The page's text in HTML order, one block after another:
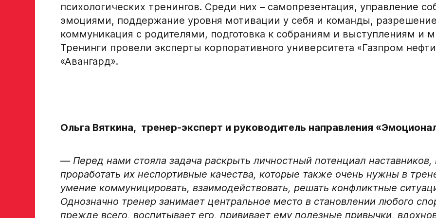
психологических тренингов. Среди них –самопрезентация, управление
эмоциями, поддержание уровня мотивации у себя и команды,
коммуникация с родителями, подготовка к собраниям и выступлениям и
Тренинги провели эксперты корпоративного университета «Газпром
«Авангард».
Ольга Вяткина, тренер-эксперт и руководитель направления
— Перед нами стояла задача раскрыть личностный потенциал
проработать их неспортивные качества, которые также очень нужны в
умение коммуницировать, взаимодействовать, решать конфликтные
Однозначно тренер занимает центральное место в становлении любого
прежде всего, воспитывает его, прививает ему полезные привычки,
Дата рождения игрока полностью
Рост, вес игрока
если опыта игры нет, оставьте это поле пустым
ФИО законного представителя
Амплуа игрока
подаёт заявку.
Хват клюшки
Если данные ученика соответствуют
требованиям для обучения в Академии, мы
свяжемся с вами в течение 5 рабочих дней.